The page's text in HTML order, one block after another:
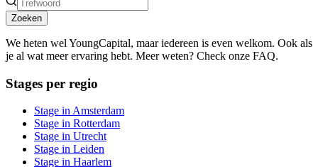
Zoeken
We heten wel YoungCapital, maar iedereen is even welkom. Ook als
je al wat meer ervaring hebt. Meer weten? Check onze FAQ.
Stages per regio
Stage in Amsterdam
Stage in Rotterdam
Stage in Utrecht
Stage in Leiden
Stage in Haarlem